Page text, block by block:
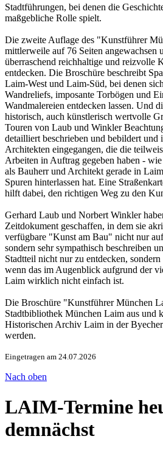
Stadtführungen, bei denen die
maßgebliche Rolle spielt.
Die zweite Auflage des "Kunstführer
mittlerweile auf 76 Seiten angewachsen
überraschend reichhaltige und reizvolle
entdecken. Die Broschüre beschreibt
Laim-West und Laim-Süd, bei denen
Wandreliefs, imposante Torbögen und
Wandmalereien entdecken lassen. Und
historisch, auch künstlerisch wertvolle
Touren von Laub und Winkler
detailliert beschrieben und bebildert
Architekten eingegangen, die die
Arbeiten in Auftrag gegeben haben -
als Bauherr und Architekt gerade in
Spuren hinterlassen hat. Eine
hilft dabei, den richtigen Weg zu den
Gerhard Laub und Norbert Winkler
Zeitdokument geschaffen, in dem sie
verfügbare "Kunst am Bau" nicht nur
sondern sehr sympathisch beschreiben
Stadtteil nicht nur zu entdecken,
wenn das im Augenblick aufgrund der
Laim wirklich nicht einfach ist.
Die Broschüre "Kunstführer München
Stadtbibliothek München Laim aus und
Historischen Archiv Laim in der
werden.
Eingetragen am 24.07.2026
Nach oben
LAIM-Termine
demnächst